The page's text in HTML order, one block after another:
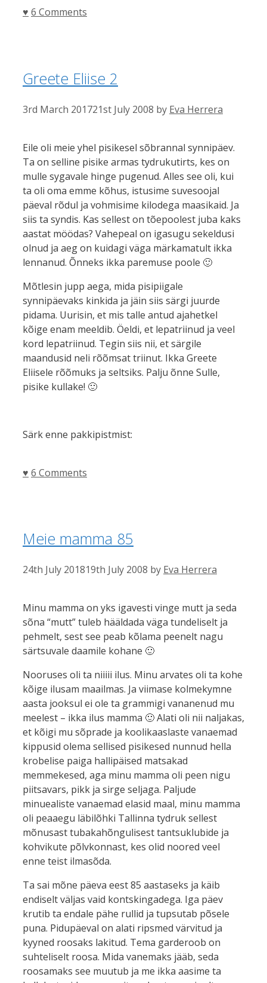
Categories
♥ 6 Comments
Greete Eliise 2
3rd March 201721st July 2008 by Eva Herrera
Eile oli meie yhel pisikesel sõbrannal synnipäev.
Ta on selline pisike armas tydrukutirts, kes on
mulle sygavale hinge pugenud. Alles see oli, kui
ta oli oma emme kõhus, istusime suvesoojal
päeval rõdul ja vohmisime kilodega maasikaid. Ja
siis ta syndis. Kas sellest on tõepoolest juba kaks
aastat möödas? Vahepeal on igasugu sekeldusi
olnud ja aeg on kuidagi väga märkamatult ikka
lennanud. Õnneks ikka paremuse poole 🙂
Mõtlesin jupp aega, mida pisipiigale
synnipäevaks kinkida ja jäin siis särgi juurde
pidama. Uurisin, et mis talle antud ajahetkel
kõige enam meeldib. Öeldi, et lepatriinud ja veel
kord lepatriinud. Tegin siis nii, et särgile
maandusid neli rõõmsat triinut. Ikka Greete
Eliisele rõõmuks ja seltsiks. Palju õnne Sulle,
pisike kullake! 🙂
Särk enne pakkipistmist:
Categories
♥ 6 Comments
Meie mamma 85
24th July 201819th July 2008 by Eva Herrera
Minu mamma on yks igavesti vinge mutt ja seda
sõna “mutt” tuleb hääldada väga tundeliselt ja
pehmelt, sest see peab kõlama peenelt nagu
särtsuvale daamile kohane 🙂
Nooruses oli ta niiiii ilus. Minu arvates oli ta kohe
kõige ilusam maailmas. Ja viimase kolmekymne
aasta jooksul ei ole ta grammigi vananenud mu
meelest – ikka ilus mamma 🙂 Alati oli nii naljakas,
et kõigi mu sõprade ja koolikaaslaste vanaemad
kippusid olema sellised pisikesed nunnud hella
krobelise paiga hallipäised matsakad
memmekesed, aga minu mamma oli peen nigu
piitsavars, pikk ja sirge seljaga. Paljude
minuealiste vanaemad elasid maal, minu mamma
oli peaaegu läbilõhki Tallinna tydruk sellest
mõnusast tubakahõngulisest tantsuklubide ja
kohvikute põlvkonnast, kes olid noored veel
enne teist ilmasõda.
Ta sai mõne päeva eest 85 aastaseks ja käib
endiselt väljas vaid kontskingadega. Iga päev
krutib ta endale pähe rullid ja tupsutab põsele
puna. Pidupäeval on alati ripsmed värvitud ja
kyyned roosaks lakitud. Tema garderoob on
suhteliselt roosa. Mida vanemaks jääb, seda
roosamaks see muutub ja me ikka aasime ta